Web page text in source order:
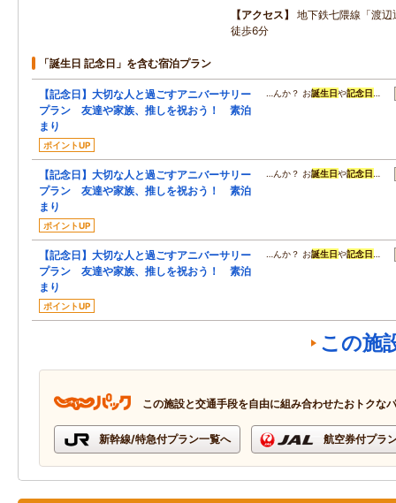
アクセス
地下鉄七隈線「渡
徒歩6分
「誕生日 記念日」を含む宿泊プラン
【記念日】大切な人と過ごすアニバーサリー
プラン 友達や家族、推しを祝おう！ 素泊
まり
ポイントUP
…んか？ お誕生日や記念日 …
【記念日】大切な人と過ごすアニバーサリー
プラン 友達や家族、推しを祝おう！ 素泊
まり
ポイントUP
…んか？ お誕生日や記念日 …
【記念日】大切な人と過ごすアニバーサリー
プラン 友達や家族、推しを祝おう！ 素泊
まり
ポイントUP
…んか？ お誕生日や記念日 …
この施
この施設と交通手段を自由に組み合わせたおトクな
新幹線/特急付プラン一覧へ 航空券付プラ